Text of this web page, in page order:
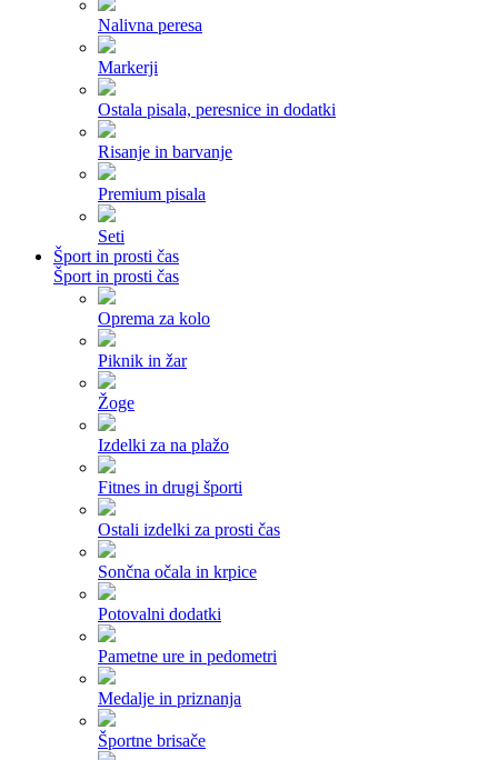
Nalivna peresa
Markerji
Ostala pisala, peresnice in dodatki
Risanje in barvanje
Premium pisala
Seti
Šport in prosti čas
Šport in prosti čas
Oprema za kolo
Piknik in žar
Žoge
Izdelki za na plažo
Fitnes in drugi športi
Ostali izdelki za prosti čas
Sončna očala in krpice
Potovalni dodatki
Pametne ure in pedometri
Medalje in priznanja
Športne brisače